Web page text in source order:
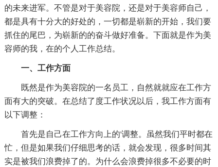
的未来进军。不管是对于美容院，还是对于美容师自己，
都是具有十分大的好处的，一切都是崭新的开始，我们要
抓住的尾巴，为崭新的的奋斗做好准备。下面就是作为美
容师的我，在的个人工作总结。
一、工作方面
既然是作为美容院的一名员工，自然就就应在工作方
面有大的突破。在总结了度工作状况以后，我工作方面有
以下调整：
首先是自己在工作方向上的'调整。虽然我们平时都在
忙，但是如果我们仔细思考的话，就会发现，很多时间其
实是被我们浪费掉了的。为什么会浪费掉很多不必要的时